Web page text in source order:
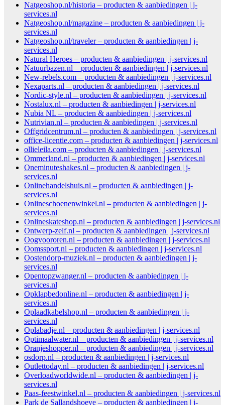
Natgeoshop.nl/historia – producten & aanbiedingen | j-
services.nl
Natgeoshop.nl/magazine – producten & aanbiedingen | j-
services.nl
Natgeoshop.nl/traveler – producten & aanbiedingen | j-
services.nl
Natural Heroes – producten & aanbiedingen | j-services.nl
Natuurbazen.nl – producten & aanbiedingen | j-services.nl
New-rebels.com – producten & aanbiedingen | j-services.nl
Nexaparts.nl – producten & aanbiedingen | j-services.nl
Nordic-style.nl – producten & aanbiedingen | j-services.nl
Nostalux.nl – producten & aanbiedingen | j-services.nl
Nubia NL – producten & aanbiedingen | j-services.nl
Nutrivian.nl – producten & aanbiedingen | j-services.nl
Offgridcentrum.nl – producten & aanbiedingen | j-services.nl
office-licentie.com – producten & aanbiedingen | j-services.nl
ollieleila.com – producten & aanbiedingen | j-services.nl
Ommerland.nl – producten & aanbiedingen | j-services.nl
Oneminuteshakes.nl – producten & aanbiedingen | j-
services.nl
Onlinehandelshuis.nl – producten & aanbiedingen | j-
services.nl
Onlineschoenenwinkel.nl – producten & aanbiedingen | j-
services.nl
Onlineskateshop.nl – producten & aanbiedingen | j-services.nl
Ontwerp-zelf.nl – producten & aanbiedingen | j-services.nl
Oogvoororen.nl – producten & aanbiedingen | j-services.nl
Oomssport.nl – producten & aanbiedingen | j-services.nl
Oostendorp-muziek.nl – producten & aanbiedingen | j-
services.nl
Opentopzwanger.nl – producten & aanbiedingen | j-
services.nl
Opklapbedonline.nl – producten & aanbiedingen | j-
services.nl
Oplaadkabelshop.nl – producten & aanbiedingen | j-
services.nl
Oplabadje.nl – producten & aanbiedingen | j-services.nl
Optimaalwater.nl – producten & aanbiedingen | j-services.nl
Oranjeshopper.nl – producten & aanbiedingen | j-services.nl
osdorp.nl – producten & aanbiedingen | j-services.nl
Outlettoday.nl – producten & aanbiedingen | j-services.nl
Overloadworldwide.nl – producten & aanbiedingen | j-
services.nl
Paas-feestwinkel.nl – producten & aanbiedingen | j-services.nl
Park de Sallandshoeve – producten & aanbiedingen | j-